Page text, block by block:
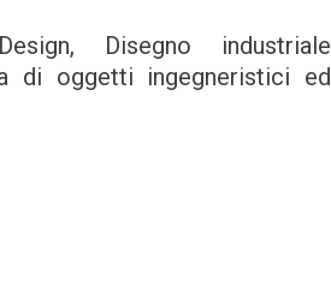
Disegno industriale
di oggetti ingegneristici ed